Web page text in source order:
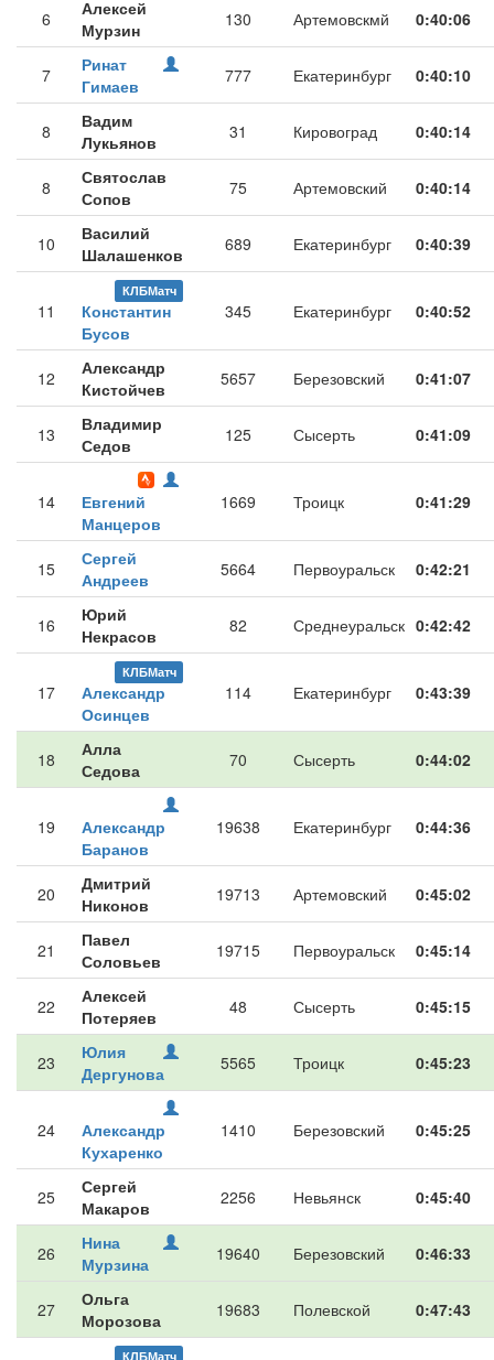
6
Алексей
Мурзин
130 Артемовскмй 0:40:06
7
Ринат
Гимаев
777 Екатеринбург 0:40:10
8
Вадим
Лукьянов
31 Кировоград 0:40:14
8
Святослав
Сопов
75 Артемовский 0:40:14
10
Василий
Шалашенков
689 Екатеринбург 0:40:39
11
КЛБМатч
Константин
Бусов
345 Екатеринбург 0:40:52
12
Александр
Кистойчев
5657 Березовский 0:41:07
13
Владимир
Седов
125 Сысерть 0:41:09
14
Евгений
Манцеров
1669 Троицк 0:41:29
15
Сергей
Андреев
5664 Первоуральск 0:42:21
16
Юрий
Некрасов
82 Среднеуральск 0:42:42
17
КЛБМатч
Александр
Осинцев
114 Екатеринбург 0:43:39
18
Алла
Седова
70 Сысерть 0:44:02
19
Александр
Баранов
19638 Екатеринбург 0:44:36
20
Дмитрий
Никонов
19713 Артемовский 0:45:02
21
Павел
Соловьев
19715 Первоуральск 0:45:14
22
Алексей
Потеряев
48 Сысерть 0:45:15
23
Юлия
Дергунова
5565 Троицк 0:45:23
24
Александр
Кухаренко
1410 Березовский 0:45:25
25
Сергей
Макаров
2256 Невьянск 0:45:40
26
Нина
Мурзина
19640 Березовский 0:46:33
27
Ольга
Морозова
19683 Полевской 0:47:43
КЛБМатч